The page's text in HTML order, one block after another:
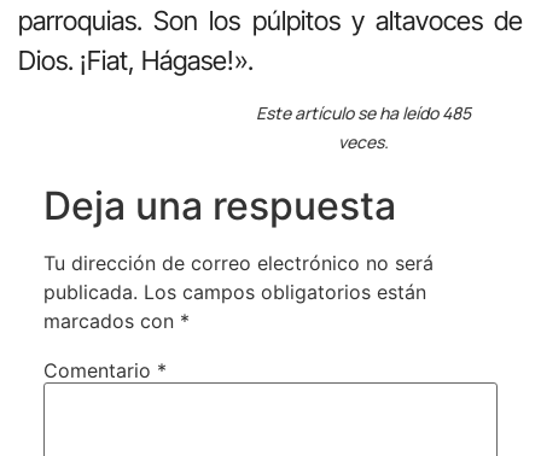
parroquias. Son los púlpitos y altavoces de
Dios. ¡Fiat, Hágase!».
Este artículo se ha leído 485
veces.
Deja una respuesta
Tu dirección de correo electrónico no será
publicada. Los campos obligatorios están
marcados con *
Comentario *